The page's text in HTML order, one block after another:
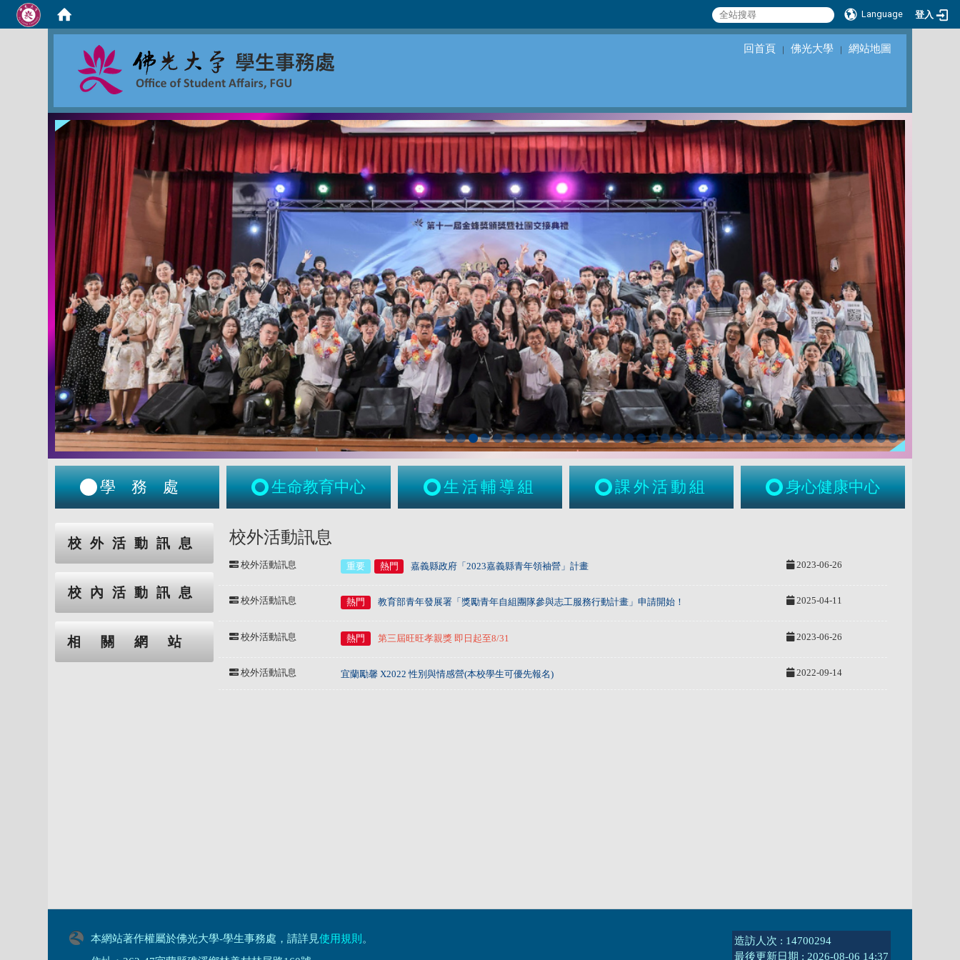
Language 登入
回首頁 ｜ 佛光大學 ｜ 網站地圖
學務處 生命教育中心 生活輔導組 課外活動組 身心健康中心
校外活動訊息
校內活動訊息
相關網站
校外活動訊息
校外活動訊息 重要 熱門 嘉義縣政府「2023嘉義縣青年領袖營」計畫 2023-06-26
校外活動訊息 熱門 教育部青年發展署「獎勵青年自組團隊參與志工服務行動計畫」申請開始！ 2025-04-11
校外活動訊息 熱門 第三屆旺旺孝親獎 即日起至8/31 2023-06-26
校外活動訊息 宜蘭勵馨 X2022 性別與情感營(本校學生可優先報名) 2022-09-14
本網站著作權屬於佛光大學-學生事務處，請詳見使用規則 。
造訪人次 : 14700294
最後更新日期 : 2026-08-06 14:37